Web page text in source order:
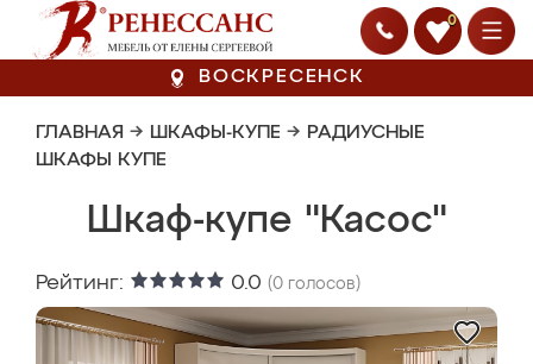
0
ВОСКРЕСЕНСК
ГЛАВНАЯ → ШКАФЫ-КУПЕ → РАДИУСНЫЕ
ШКАФЫ КУПЕ
Шкаф-купе "Касос"
Рейтинг: 0.0 (0 голосов)